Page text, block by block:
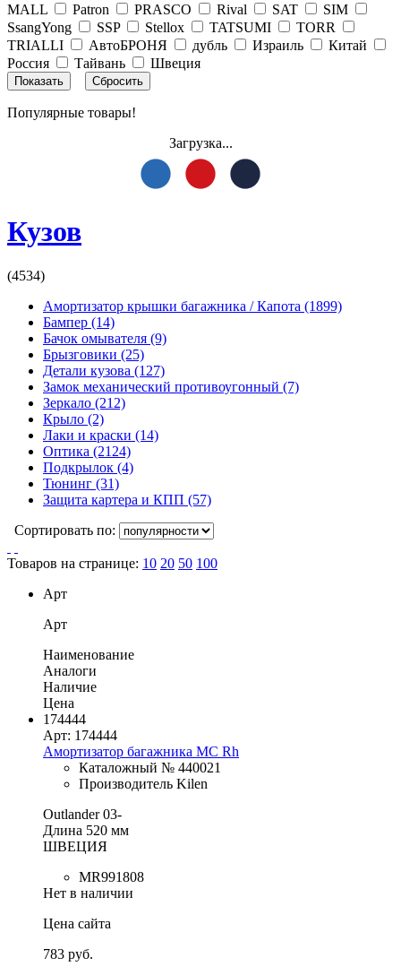
MALL
Patron PRASCO Rival SAT
SIM
SsangYong
SSP Stellox TATSUMI
TORR
TRIALLI
АвтоБРОНЯ дубль Израиль
Китай
Россия
Тайвань Швеция
Популярные товары!
Загрузка...
Кузов
(4534)
Амортизатор крышки багажника / Капота (1899)
Бампер (14)
Бачок омывателя (9)
Брызговики (25)
Детали кузова (127)
Замок механический противоугонный (7)
Зеркало (212)
Крыло (2)
Лаки и краски (14)
Оптика (2124)
Подкрылок (4)
Тюнинг (31)
Защита картера и КПП (57)
Сортировать по:
Товаров на странице: 10 20 50 100
Арт
Арт
Наименование
Аналоги
Наличие
Цена
174444
Арт: 174444
Амортизатор багажника MC Rh
Каталожный № 440021
Производитель Kilen
Outlander 03-
Длина 520 мм
ШВЕЦИЯ
MR991808
Нет в наличии
Цена сайта
783 руб.